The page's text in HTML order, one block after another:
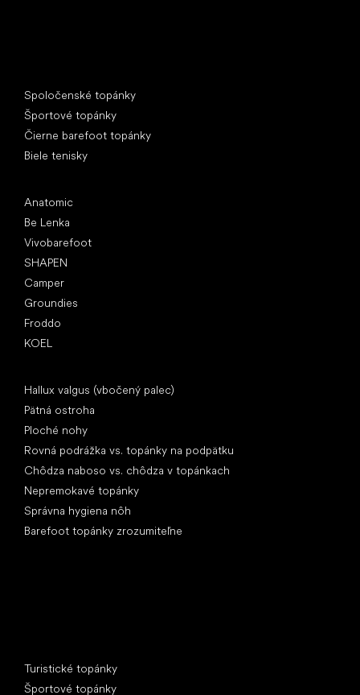
Spoločenské topánky
Športové topánky
Čierne barefoot topánky
Biele tenisky
Anatomic
Be Lenka
Vivobarefoot
SHAPEN
Camper
Groundies
Froddo
KOEL
Hallux valgus (vbočený palec)
Pätná ostroha
Ploché nohy
Rovná podrážka vs. topánky na podpätku
Chôdza naboso vs. chôdza v topánkach
Nepremokavé topánky
Správna hygiena nôh
Barefoot topánky zrozumiteľne
Turistické topánky
Športové topánky